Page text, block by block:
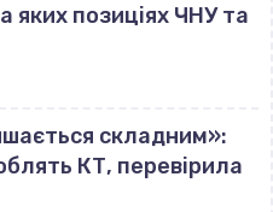
яких позиціях ЧНУ та
складним»:
КТ, перевірила